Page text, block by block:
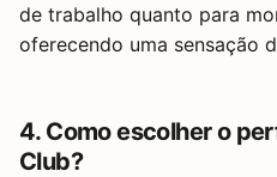
de trabalho quanto para
oferecendo uma sensação
4. Como escolher o
Club?